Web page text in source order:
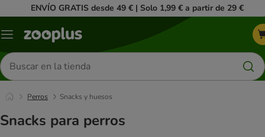
ENVÍO GRATIS desde 49 € | Solo 1,99 € a partir de 29 €
Menú
Buscar
productos
Perros Snacks y huesos
Snacks para perros